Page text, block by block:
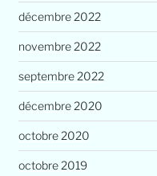
décembre 2022
novembre 2022
septembre 2022
décembre 2020
octobre 2020
octobre 2019